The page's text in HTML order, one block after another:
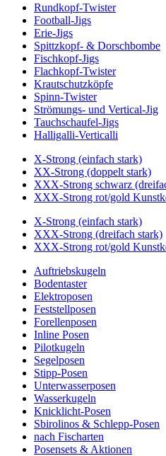
Rundkopf-Twister
Football-Jigs
Erie-Jigs
Spittzkopf- & Dorschbombe
Fischkopf-Jigs
Flachkopf-Twister
Krautschutzköpfe
Spinn-Twister
Strömungs- und Vertical-Jig
Tauchschaufel-Jigs
Halligalli-Verticalli
X-Strong (einfach stark)
XX-Strong (doppelt stark)
XXX-Strong schwarz
XXX-Strong rot/gold
X-Strong (einfach stark)
XXX-Strong (dreifach stark)
XXX-Strong rot/gold
Auftriebskugeln
Bodentaster
Elektroposen
Feststellposen
Forellenposen
Inline Posen
Pilotkugeln
Segelposen
Stipp-Posen
Unterwasserposen
Wasserkugeln
Knicklicht-Posen
Sbirolinos & Schlepp-Posen
nach Fischarten
Posensets & Aktionen